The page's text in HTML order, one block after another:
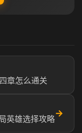
章怎么通关
英雄选择攻略
→